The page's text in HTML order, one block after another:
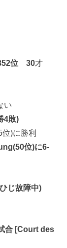
位 30才
い
4敗)
位)に勝利
位)に6-
じ故障中)
合 [Court des